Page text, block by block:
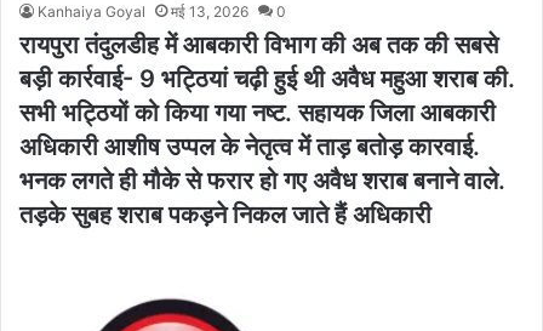
Kanhaiya Goyal मई 13, 2026 0
रायपुरा तंदुलडीह में आबकारी विभाग की अब तक की सबसे
बड़ी कार्रवाई- 9 भट्ठियां चढ़ी हुई थी अवैध महुआ शराब की.
सभी भट्ठियों को किया गया नष्ट. सहायक जिला आबकारी
अधिकारी आशीष उप्पल के नेतृत्व में ताड़ बतोड़ कारवाई.
भनक लगते ही मौके से फरार हो गए अवैध शराब बनाने वाले.
तड़के सुबह शराब पकड़ने निकल जाते हैं अधिकारी